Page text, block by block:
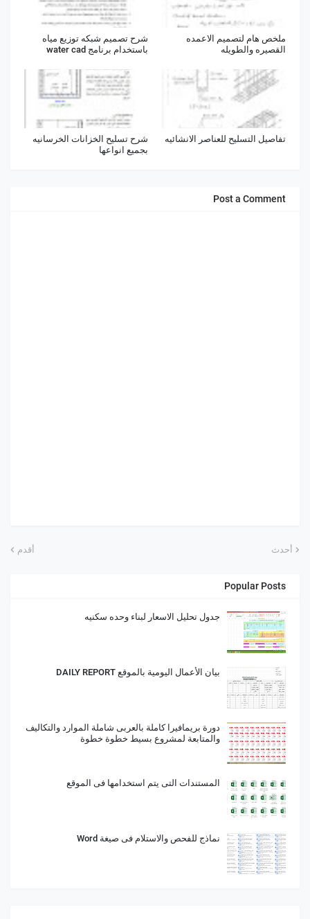
ملخص هام لتصميم الاعمده
القصيره والطويله
شرح تصميم شبكه توزيع مياه
باستخدام برنامج water cad
تفاصيل التسليح للعناصر الانشائيه
شرح تسليح الخزانات الخرسانيه
بجميع انواعها
Post a Comment
أحدث أقدم
Popular Posts
جدول تحليل الاسعار لبناء وحده سكنيه
بيان الأعمال اليومية بالموقع DAILY REPORT
دورة بريمافيرا كاملة بالعربى شاملة الموارد والتكاليف
والمتابعة لمشروع بسيط خطوة خطوة
المستندات التى يتم استخدامها فى الموقع
نماذج للفحص والاستلام فى صيغة Word